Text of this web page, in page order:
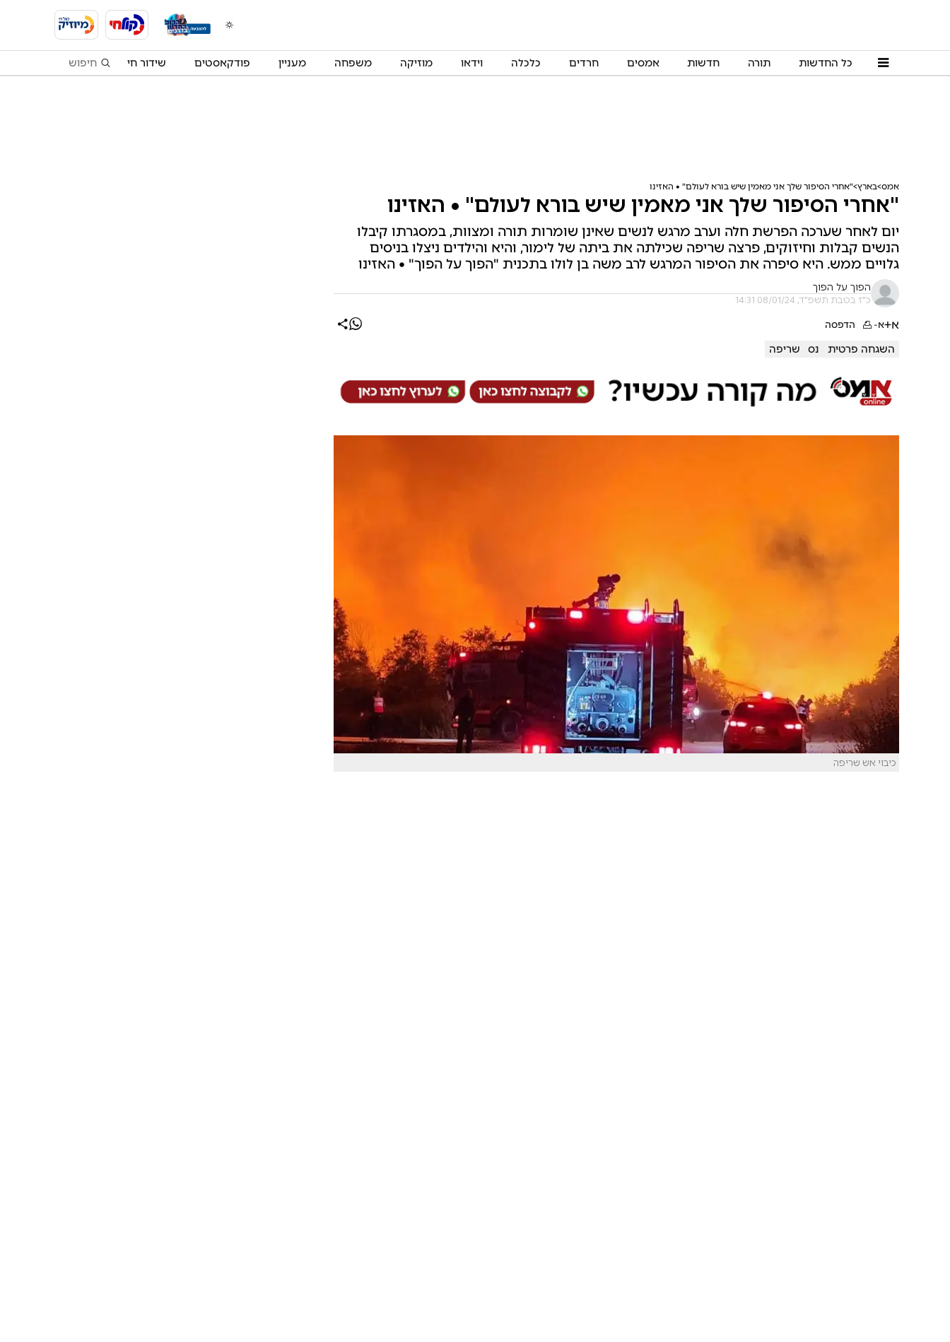
כל החדשות תורה חדשות אמסים חרדים כלכלה וידאו מוזיקה משפחה מעניין פודקאסטים שידור חי
אמס בארץ "אחרי הסיפור שלך אני מאמין שיש בורא לעולם" • האזינו
"אחרי הסיפור שלך אני מאמין שיש בורא לעולם" • האזינו
יום לאחר שערכה הפרשת חלה וערב מרגש לנשים שאינן שומרות תורה ומצוות, במסגרתו קיבלו
הנשים קבלות וחיזוקים, פרצה שריפה שכילתה את ביתה של לימור, והיא והילדים ניצלו בניסים
גלויים ממש. היא סיפרה את הסיפור המרגש לרב משה בן לולו בתכנית "הפוך על הפוך" • האזינו
הפוך על הפוך
כ"ז בטבת תשפ"ד, 08/01/24 14:31
א+א- הדפסה
השגחה פרטית נס שריפה
כיבוי אש שריפה